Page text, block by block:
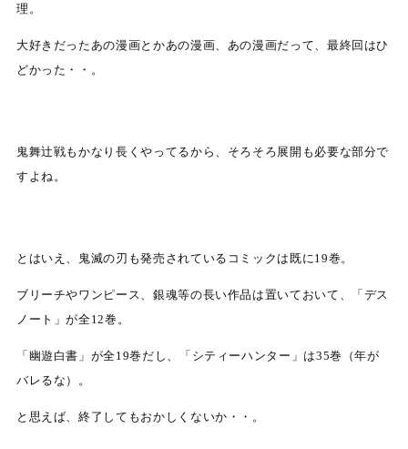
理。
大好きだったあの漫画とかあの漫画、あの漫画だって、最終回はひ
どかった・・。
鬼舞辻戦もかなり長くやってるから、そろそろ展開も必要な部分で
すよね。
とはいえ、鬼滅の刃も発売されているコミックは既に19巻。
ブリーチやワンピース、銀魂等の長い作品は置いておいて、「デス
ノート」が全12巻。
「幽遊白書」が全19巻だし、「シティーハンター」は35巻（年が
バレるな）。
と思えば、終了してもおかしくないか・・。